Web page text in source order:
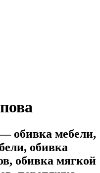
обивка мебели,
обивка
обивка мягкой